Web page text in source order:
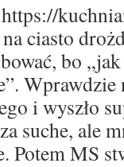
ciasto
bo
i wyszło
suche, ale
Potem MS